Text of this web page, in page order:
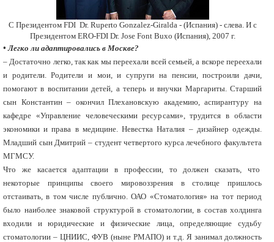
C Президентом FDI Dr. Ruperto Gonzalez-Giralda - (Испания) - слева. И с
Президентом ERO-FDI Dr. Jose Font Buxo (Испания), 2007 г.
• Легко ли адаптировались в Москве?
– Достаточно легко, так как мы переехали всей семьей, а вскоре переехали
и родители. Родители и мои, и супруги на пенсии, построили дачи,
помогают в воспитании детей, а теперь и внучки Маргариты. Старший
сын Константин – окончил Плехановскую академию, аспирантуру на
кафедре «Управление человеческими ресурсами», трудится в области
экономики и права в медицине. Невестка Наталия – дизайнер одежды.
Младший сын Дмитрий – студент четвертого курса лечебного факультета
МГМСУ.
Что же касается адаптации в профессии, то должен сказать, что
некоторые принципы своего мировоззрения в столице пришлось
отстаивать, в том числе публично. ОАО «Стоматология» на тот период
было наиболее знаковой структурой в стоматологии, в состав холдинга
входили и юридические и физические лица, определяющие судьбу
стоматологии – ЦНИИС, ФУВ (ныне РМАПО) и т.д. Я занимал должность